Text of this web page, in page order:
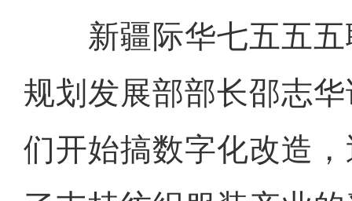
新疆际华七五五五
规划发展部部长邵志
们开始搞数字化改造